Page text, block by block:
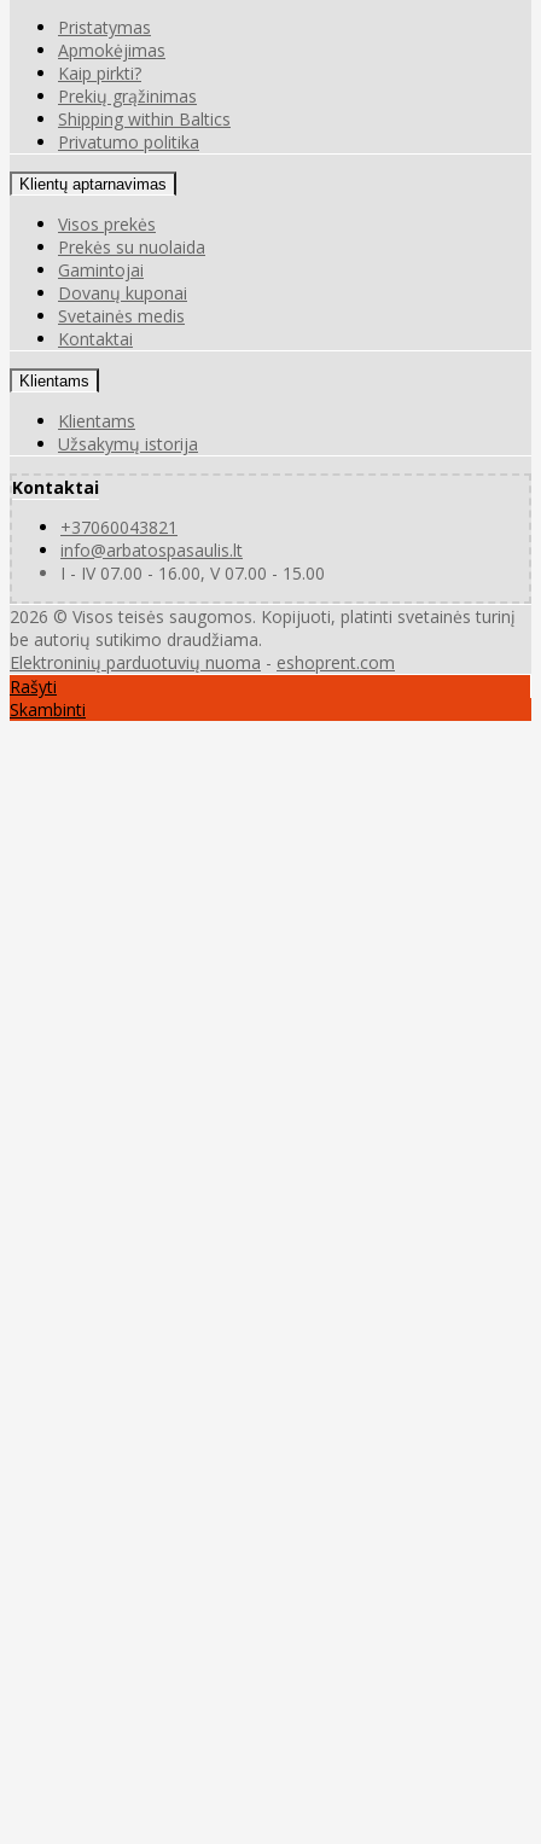
Pristatymas
Apmokėjimas
Kaip pirkti?
Prekių grąžinimas
Shipping within Baltics
Privatumo politika
Klientų aptarnavimas
Visos prekės
Prekės su nuolaida
Gamintojai
Dovanų kuponai
Svetainės medis
Kontaktai
Klientams
Klientams
Užsakymų istorija
Kontaktai
+37060043821
info@arbatospasaulis.lt
I - IV 07.00 - 16.00, V 07.00 - 15.00
2026 © Visos teisės saugomos. Kopijuoti, platinti svetainės turinį
be autorių sutikimo draudžiama.
Elektroninių parduotuvių nuoma - eshoprent.com
Rašyti
Skambinti